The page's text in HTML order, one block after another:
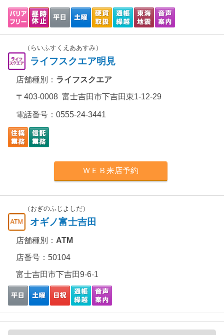
（らいふすくえああすみ）
ライフスクエア明見
店舗種別： ライフスクエア
〒403-0008 富士吉田市下吉田東1-12-29
電話番号： 0555-24-3441
ＷＥＢ来店予約
（おぎのふじよしだ）
オギノ富士吉田
店舗種別： ATM
店番号：50104
富士吉田市下吉田9-6-1